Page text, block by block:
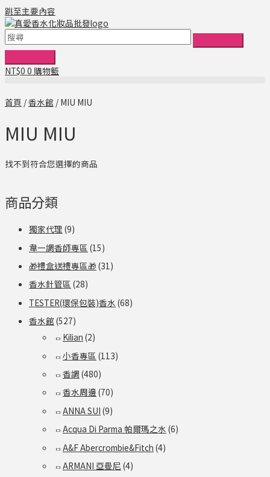
跳至主要內容
NT$0 0 購物籃
商品分類
獨家代理 (9)
韋一調香師專區 (15)
🎁禮盒送禮專區🎁 (31)
香水針管區 (28)
TESTER(環保包裝)香水 (68)
香水館 (527)
Kilian (2)
小香專區 (113)
香調 (480)
香水周邊 (70)
ANNA SUI (9)
Acqua Di Parma 帕爾瑪之水 (6)
A&F Abercrombie&Fitch (4)
ARMANI 亞曼尼 (4)
首頁 /香水館 / MIU MIU
MIU MIU
找不到符合您選擇的商品